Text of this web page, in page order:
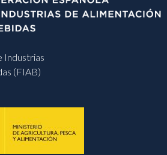
Industrias
(FIAB)